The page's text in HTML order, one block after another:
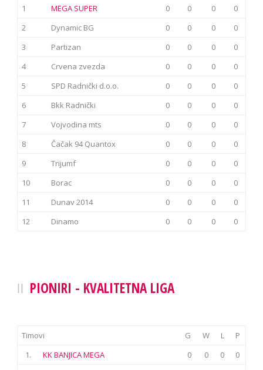
1
MEGA SUPER 0 0 0
0
2
Dynamic BG 0 0 0
0
3
Partizan 0 0 0
0
4
Crvena zvezda 0 0 0
0
5
SPD Radnički d.o.o. 0 0 0
0
6
Bkk Radnički 0 0 0
0
7
Vojvodina mts 0 0 0
0
8
Čačak 94 Quantox 0 0 0
0
9
Trijumf 0 0 0
0
10
Borac 0 0 0
0
11
Dunav 2014 0 0 0
0
12
Dinamo 0 0 0 0
PIONIRI - KVALITETNA LIGA
Timovi G W L
P
1.
KK BANJICA MEGA 0 0 0
0